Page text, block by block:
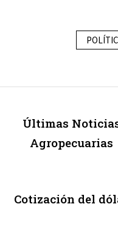
Últimas
Agropecuarias
Cotización del